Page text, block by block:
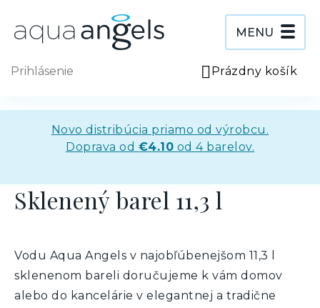
obsah
MENU
Prázdny košík
Prihlásenie
Novo distribúcia priamo od výrobcu.
Doprava od €4.10 od 4 barelov.
Sklenený barel 11,3 l
Vodu Aqua Angels v najobľúbenejšom 11,3 l
sklenenom bareli doručujeme k vám domov
alebo do kancelárie v elegantnej a tradične